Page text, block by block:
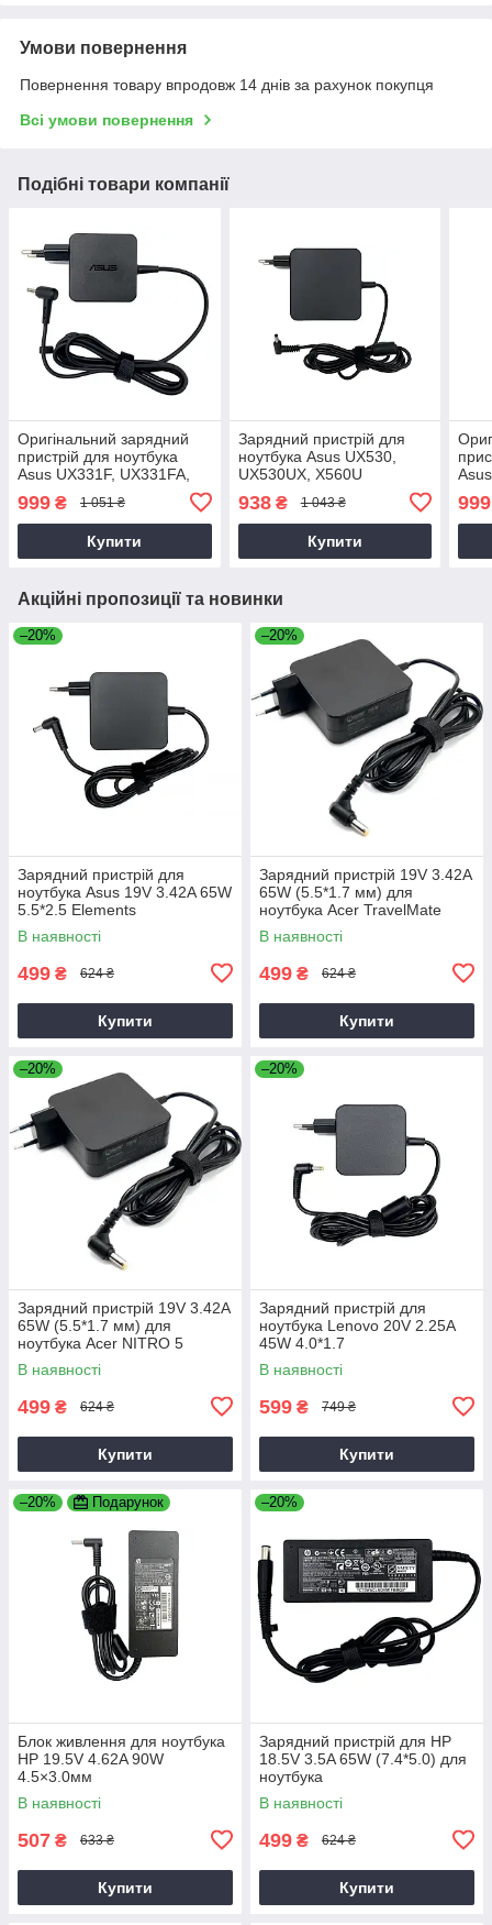
Умови повернення
Повернення товару впродовж 14 днів за рахунок покупця
Всі умови повернення
Подібні товари компанії
Оригінальний зарядний
пристрій для ноутбука
Asus UX331F, UX331FA,
UX331UA, UX331UN
999 ₴ 1 051 ₴
Купити
Зарядний пристрій для
ноутбука Asus UX530,
UX530UX, X560U
938₴ 1 043 ₴
Купити
999
Акційні пропозиції та новинки
–20%
Зарядний пристрій для
ноутбука Asus 19V 3.42A 65W
5.5*2.5 Elements
В наявності
499 ₴ 624 ₴
Купити
–20%
Зарядний пристрій 19V 3.42A
65W (5.5*1.7 мм) для
ноутбука Acer TravelMate
P2510-G2-M
В наявності
499 ₴ 624 ₴
Купити
–20%
Зарядний пристрій 19V 3.42A
65W (5.5*1.7 мм) для
ноутбука Acer NITRO 5
AN515-31 65
В наявності
499 ₴ 624 ₴
Купити
–20%
Зарядний пристрій для
ноутбука Lenovo 20V 2.25A
45W 4.0*1.7
В наявності
599 ₴ 749 ₴
Купити
–20% Подарунок
Блок живлення для ноутбука
HP 19.5V 4.62A 90W
4.5×3.0мм
В наявності
507 ₴ 633 ₴
Купити
–20%
Зарядний пристрій для HP
18.5V 3.5A 65W (7.4*5.0) для
ноутбука
В наявності
499 ₴ 624 ₴
Купити